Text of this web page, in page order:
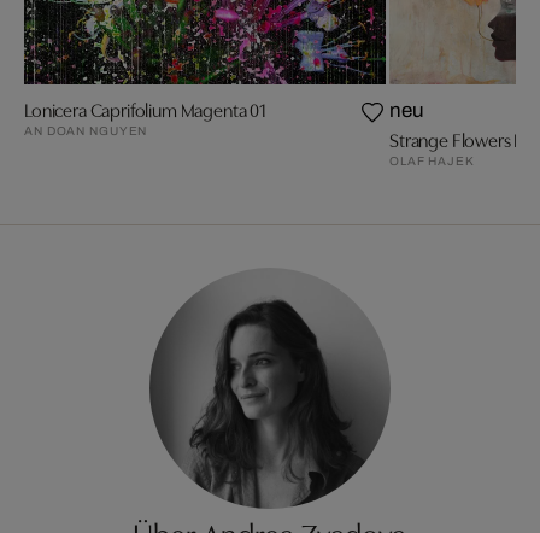
Lonicera Caprifolium Magenta 01
AN DOAN NGUYEN
neu
Strange Flowers
OLAF HAJEK